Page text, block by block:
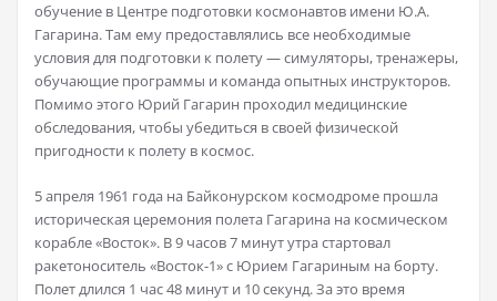
обучение в Центре подготовки космонавтов имени Ю.А.
Гагарина. Там ему предоставлялись все необходимые
условия для подготовки к полету — симуляторы, тренажеры,
обучающие программы и команда опытных инструкторов.
Помимо этого Юрий Гагарин проходил медицинские
обследования, чтобы убедиться в своей физической
пригодности к полету в космос.
5 апреля 1961 года на Байконурском космодроме прошла
историческая церемония полета Гагарина на космическом
корабле «Восток». В 9 часов 7 минут утра стартовал
ракетоноситель «Восток-1» с Юрием Гагариным на борту.
Полет длился 1 час 48 минут и 10 секунд. За это время